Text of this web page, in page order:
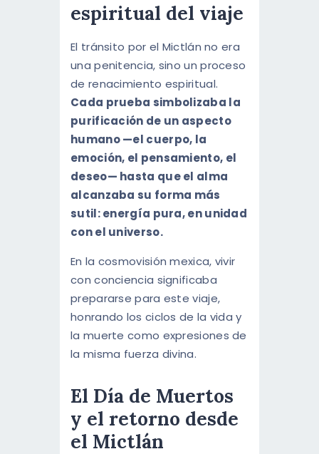
espiritual del viaje
El tránsito por el Mictlán no era
una penitencia, sino un proceso
de renacimiento espiritual.
Cada prueba simbolizaba la
purificación de un aspecto
humano —el cuerpo, la
emoción, el pensamiento, el
deseo— hasta que el alma
alcanzaba su forma más
sutil: energía pura, en unidad
con el universo.
En la cosmovisión mexica, vivir
con conciencia significaba
prepararse para este viaje,
honrando los ciclos de la vida y
la muerte como expresiones de
la misma fuerza divina.
El Día de Muertos
y el retorno desde
el Mictlán